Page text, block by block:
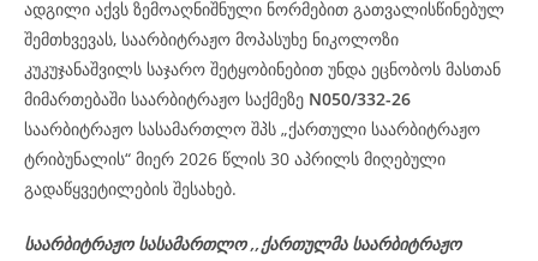
ადგილი აქვს ზემოაღნიშნული ნორმებით გათვალისწინებულ
შემთხვევას, საარბიტრაჟო მოპასუხე ნიკოლოზი
კუკუჯანაშვილს საჯარო შეტყობინებით უნდა ეცნობოს მასთან
მიმართებაში საარბიტრაჟო საქმეზე N050/332-26
საარბიტრაჟო სასამართლო შპს „ქართული საარბიტრაჟო
ტრიბუნალის“ მიერ 2026 წლის 30 აპრილს მიღებული
გადაწყვეტილების შესახებ.
საარბიტრაჟო სასამართლო ,,ქართულმა საარბიტრაჟო